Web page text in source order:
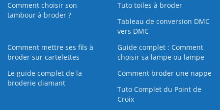
Comment choisir son
tambour à broder ?
Tuto toiles à broder
Tableau de conversion DMC
vers DMC
Comment mettre ses fils à
broder sur cartelettes
Guide complet : Comment
choisir sa lampe ou lampe
Le guide complet de la
broderie diamant
Comment broder une nappe
Tuto Complet du Point de
Croix